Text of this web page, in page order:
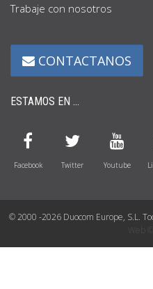
Trabaje con nosotros
CONTACTANOS
ESTAMOS EN ...
Facebook Twitter Youtube
© 2000 -2026 Duocom Europe, S.L.